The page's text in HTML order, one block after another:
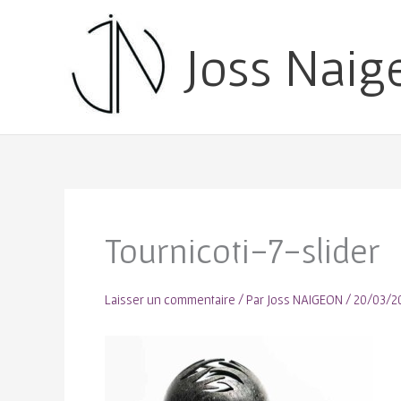
Joss
Tournicoti-7-slider
Laisser un commentaire / Par Joss NAIGEON / 20/03/